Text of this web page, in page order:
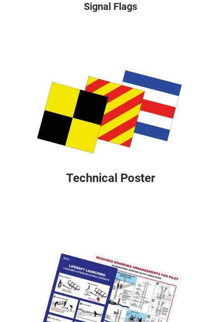
Signal Flags
Technical Poster